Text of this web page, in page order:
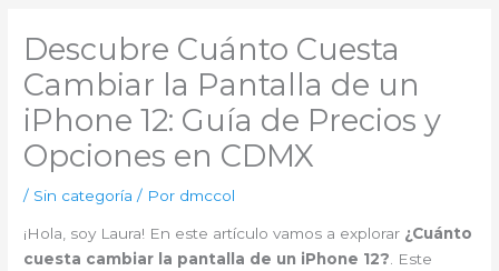
Descubre Cuánto Cuesta
Cambiar la Pantalla de un
iPhone 12: Guía de Precios y
Opciones en CDMX
/ Sin categoría / Por dmccol
¡Hola, soy Laura! En este artículo vamos a explorar ¿Cuánto
cuesta cambiar la pantalla de un iPhone 12?. Este